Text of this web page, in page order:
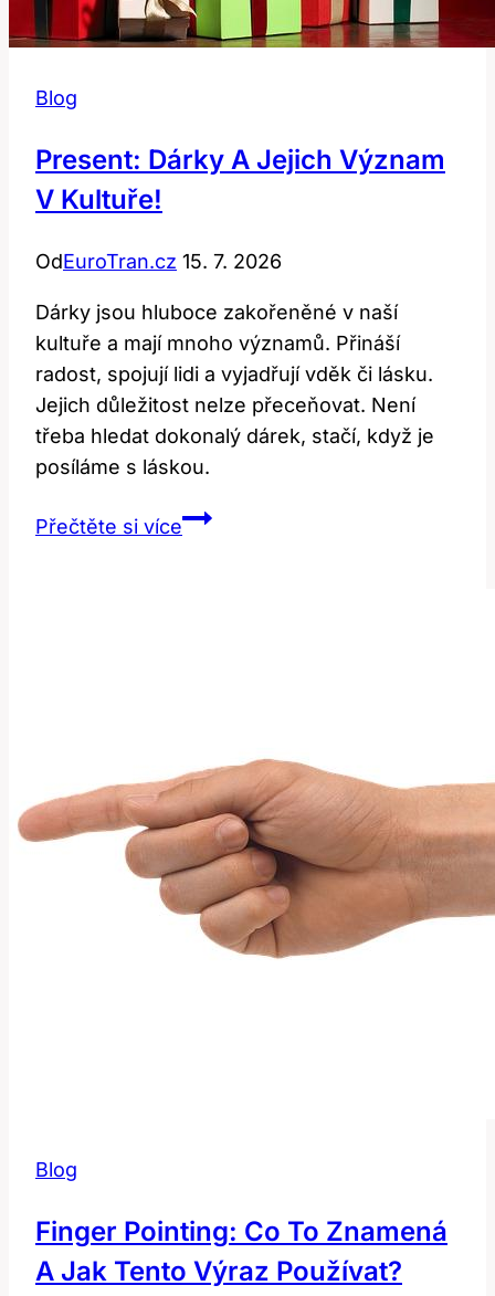
Blog
Present: Dárky A Jejich Význam
V Kultuře!
OdEuroTran.cz 15. 7. 2026
Dárky jsou hluboce zakořeněné v naší
kultuře a mají mnoho významů. Přináší
radost, spojují lidi a vyjadřují vděk či lásku.
Jejich důležitost nelze přeceňovat. Není
třeba hledat dokonalý dárek, stačí, když je
posíláme s láskou.
Přečtěte si vícePresent:
Blog
Finger Pointing: Co To Znamená
A Jak Tento Výraz Používat?